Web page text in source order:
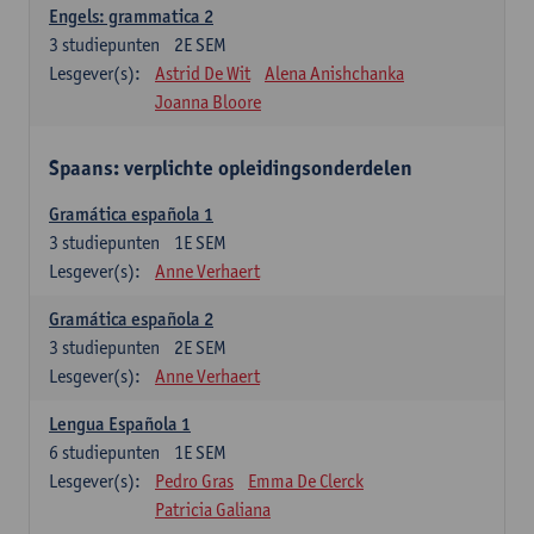
Engels: grammatica 2
2E SEM
3 studiepunten
Lesgever(s):
Astrid De Wit
Alena Anishchanka
Joanna Bloore
Spaans: verplichte opleidingsonderdelen
Gramática española 1
1E SEM
3 studiepunten
Lesgever(s):
Anne Verhaert
Gramática española 2
2E SEM
3 studiepunten
Lesgever(s):
Anne Verhaert
Lengua Española 1
1E SEM
6 studiepunten
Lesgever(s):
Pedro Gras
Emma De Clerck
Patricia Galiana